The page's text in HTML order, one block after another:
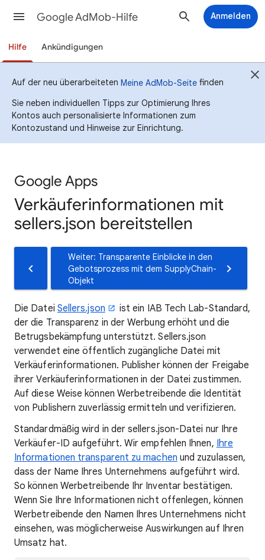
Google AdMob-Hilfe Anmelden
Hilfe Ankündigungen
Auf der neu überarbeiteten Meine AdMob-Seite finden
Sie neben individuellen Tipps zur Optimierung Ihres
Kontos auch personalisierte Informationen zum
Kontozustand und Hinweise zur Einrichtung.
Google Apps
Verkäuferinformationen mit
sellers.json bereitstellen
Weiter: Transparente Einblicke in den
Gebotsprozess mit dem SupplyChain-
Objekt
Die Datei Sellers.json
ist ein IAB Tech Lab-Standard,
der die Transparenz in der Werbung erhöht und die
Betrugsbekämpfung unterstützt. Sellers.json
verwendet eine öffentlich zugängliche Datei mit
Verkäuferinformationen. Publisher können der Freigabe
ihrer Verkäuferinformationen in der Datei zustimmen.
Auf diese Weise können Werbetreibende die Identität
von Publishern zuverlässig ermitteln und verifizieren.
Standardmäßig wird in der sellers.json-Datei nur Ihre
Verkäufer-ID aufgeführt. Wir empfehlen Ihnen, Ihre
Informationen transparent zu machen und zuzulassen,
dass der Name Ihres Unternehmens aufgeführt wird.
So können Werbetreibende Ihr Inventar bestätigen.
Wenn Sie Ihre Informationen nicht offenlegen, können
Werbetreibende den Namen Ihres Unternehmens nicht
einsehen, was möglicherweise Auswirkungen auf Ihren
Umsatz hat.